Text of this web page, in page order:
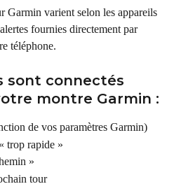
Garmin varient selon les appareils
fournies directement par
téléphone.
sont connectés
montre Garmin :
de vos paramètres Garmin)
trop rapide »
»
tour